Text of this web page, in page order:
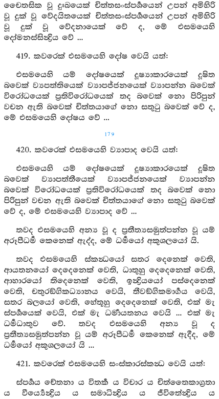
චෛතසික වූ දුඃඛයෙක් චිත්තසංස්පර්‍ශයෙන් උපන් අමිහිරි
වූ දුක් වූ වේදයිතයෙක් චිත්තසංස්පර්‍ශයෙන් උපන් අමිහිරි
වූ දුක් වූ වේදනායෙක් වේ ද, මේ එසමයෙහි
දෝමනස්සින්‍ද්‍රිය වේ ...
419. කවරෙක් එසමයෙහි දෝෂ වෙයි යත්:
එසමයෙහි යම් දෝෂයෙක් දූෂ්‍යාකාරයෙක් දූෂිත
බවෙක් ව්‍යපත්තියෙක් ව්‍යාපජ්ජනයෙක් ව්‍යාපන්න බවෙක්
විරෝධයෙක් ප්‍රතිවිරෝධයෙක් තද බවෙක් නො පිරිපුන්
වචන ඇති බවෙක් චිත්තයාගේ නො සතුටු බවෙක් වේ ද,
මේ එසමයෙහි දෝෂය වේ ...
179
420. කවරෙක් එසමයෙහි ව්‍යාපාද වෙයි යත්:
එසමයෙහි යම් දෝෂයෙක් දූෂ්‍යාකාරයෙක් දූෂිත
බවෙක් ව්‍යාපත්තීයෙක් ව්‍යාපජ්ජනයෙක් ව්‍යාපන්න
බවෙක් විරෝධයෙක් ප්‍රතිවිරෝධයෙක් තද බවෙක් නො
පිරිපුන් වචන ඇති බවෙක් චිත්තයාගේ නො සතුටු බවෙක්
වේ ද, මේ එසමයෙහි ව්‍යාපාද වේ ...
තවද එසමයෙහි අන්‍ය වූ ද ප්‍රතීත්‍යසමුත්පන්න වූ යම්
අරූපීධර්‍ම කෙනෙක් ඇද්ද, මේ ධර්‍මයෝ අකුශලයෝ යි.
තවද එසමයෙහි ස්කන්‍ධයෝ සතර දෙනෙක් වෙති,
ආයතනයෝ දෙදෙනෙක් වෙති, ධාතුහු දෙදෙනෙක් වෙති,
ආහාරයෝ තිදෙනෙක් වෙති, ඉන්‍ද්‍රියයෝ පස්දෙනෙක්
වෙති, චතුරඞ්ගිකධ්‍යානය වෙයි, තීවඞ්ගිකමාර්‍ගය වෙයි,
සතර බලයෝ වෙති, හේතූහු දෙදෙනෙක් වෙති, එක් මැ
ස්පර්‍ශයෙක් වෙයි, එක් මැ ධර්‍මායතනය වෙයි ... එක් මැ
ධර්‍මධාතුව වේ. තවද එසමයෙහි අන්‍ය වූ ද
ප්‍රතීත්‍යසමුත්පන්න වූ යම් අරූපීධර්‍ම කෙනෙක් ඇදීද, මේ
ධර්‍මයෝ අකුශලයෝ යි ...
421. කවරෙක් එසමයෙහි සංස්කාරස්කන්‍ධ වෙයි යත්:
ස්පර්‍ශය චේතනා ය විතර්‍ක ය විචාර ය චිත්තෛකාග්‍රතා
ය වීර්‍ය්‍යෙන්‍ද්‍රිය ය සමාධින්‍ද්‍රිය ය ජීවිතේන්‍ද්‍රිය ය